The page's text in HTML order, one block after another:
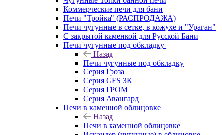
Коммерческие печи для бани
Печи "Тройка" (РАСПРОДАЖА)
Печи чугунные в сетке, в кожухе и "Ураган"
С закрытой каменкой для Русской Бани
Печи чугунные под обкладку
Назад
Печи чугунные под обкладку
Серия Гроза
Серия GFS ЗК
Серия ГРОМ
Серия Авангард
Печи в каменной облицовке
Назад
Печи в каменной облицовке